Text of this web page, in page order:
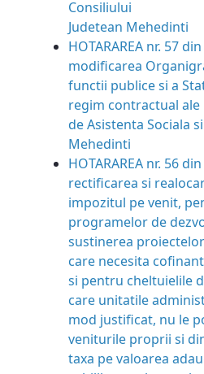
Consiliului
Judetean Mehedinti
HOTARAREA nr. 57
modificarea
functii publice si a
regim contractual
de Asistenta Sociala
Mehedinti
HOTARAREA nr. 56
rectificarea si
impozitul pe venit,
programelor de
sustinerea
care necesita
si pentru cheltuielile
care unitatile
mod justificat, nu le
veniturile proprii si
taxa pe valoarea